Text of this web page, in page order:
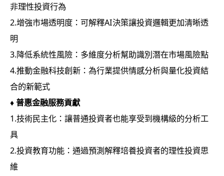
非理性投資行為
2.增強市場透明度：可解釋AI決策讓投資邏輯更加清晰透
明
3.降低系統性風險：多維度分析幫助識別潛在市場風險點
4.推動金融科技創新：為行業提供情感分析與量化投資結
合的新範式
♦普惠金融服務貢獻
1.技術民主化：讓普通投資者也能享受到機構級的分析工
具
2.投資教育功能：通過預測解釋培養投資者的理性投資思
維